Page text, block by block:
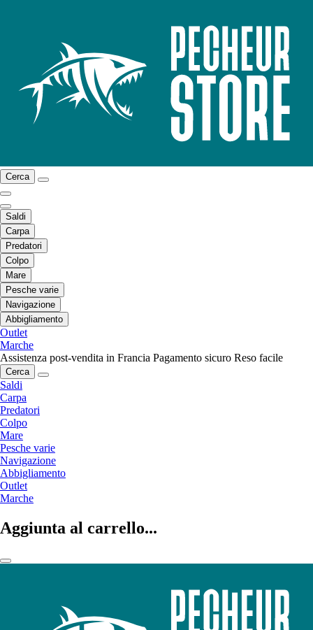
Cerca
Saldi
Carpa
Predatori
Colpo
Mare
Pesche varie
Navigazione
Abbigliamento
Outlet
Marche
Assistenza post-vendita in Francia Pagamento sicuro Reso facile
Cerca
Saldi
Carpa
Predatori
Colpo
Mare
Pesche varie
Navigazione
Abbigliamento
Outlet
Marche
Aggiunta al carrello...